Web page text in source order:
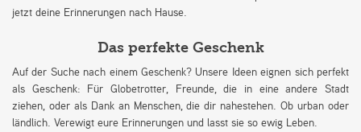
jetzt deine Erinnerungen nach Hause.
Das perfekte Geschenk
Auf der Suche nach einem Geschenk? Unsere Ideen eignen sich perfekt
als Geschenk: Für Globetrotter, Freunde, die in eine andere Stadt
ziehen, oder als Dank an Menschen, die dir nahestehen. Ob urban oder
ländlich. Verewigt eure Erinnerungen und lasst sie so ewig Leben.